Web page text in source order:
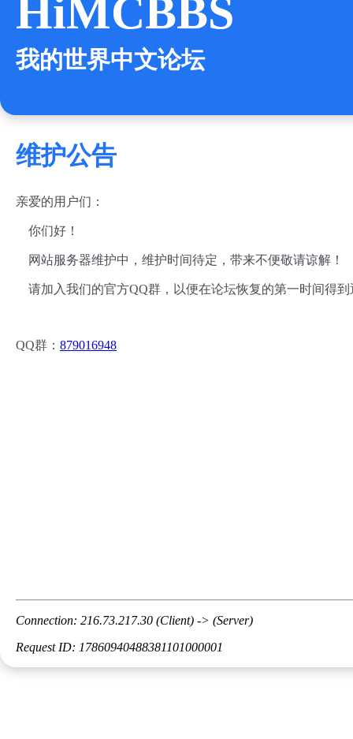
HiMCBBS
我的世界中文论坛
维护公告
亲爱的用户们：
你们好！
网站服务器维护中，维护时间待定，带来不便敬请谅解！
请加入我们的官方QQ群，以便在论坛恢复的第一时间得到
QQ群： 879016948
Connection: 216.73.217.30 (Client) -> (Server)
Request ID: 17860940488381101000001